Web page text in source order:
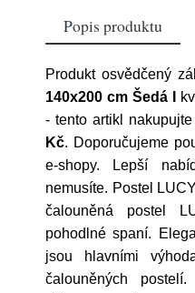
Popis produktu
Produkt osvědčený
140x200 cm Šedá I
- tento artikl
Kč. Doporučujeme
e-shopy. Lepší
nemusíte. Postel
čalouněná postel
pohodlné spaní.
jsou hlavními
čalouněných